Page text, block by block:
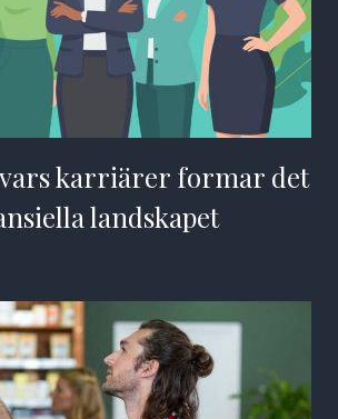
karriärer formar det
landskapet